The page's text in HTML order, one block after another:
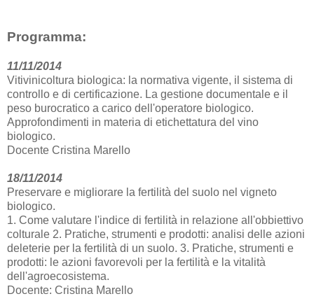
Programma:
11/11/2014
Vitivinicoltura biologica: la normativa vigente, il sistema di
controllo e di certificazione. La gestione documentale e il
peso burocratico a carico dell'operatore biologico.
Approfondimenti in materia di etichettatura del vino
biologico.
Docente Cristina Marello
18/11/2014
Preservare e migliorare la fertilità del suolo nel vigneto
biologico.
1. Come valutare l'indice di fertilità in relazione all'obbiettivo
colturale 2. Pratiche, strumenti e prodotti: analisi delle azioni
deleterie per la fertilità di un suolo. 3. Pratiche, strumenti e
prodotti: le azioni favorevoli per la fertilità e la vitalità
dell'agroecosistema.
Docente: Cristina Marello